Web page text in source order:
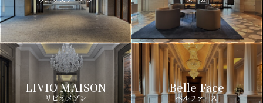
LIVIO MAISON
リビオメゾン
Belle Face
ベルファース